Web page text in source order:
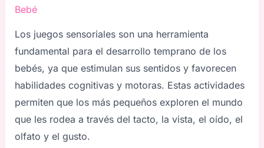
Bebé
Los juegos sensoriales son una herramienta
fundamental para el desarrollo temprano de los
bebés, ya que estimulan sus sentidos y favorecen
habilidades cognitivas y motoras. Estas actividades
permiten que los más pequeños exploren el mundo
que les rodea a través del tacto, la vista, el oído, el
olfato y el gusto.